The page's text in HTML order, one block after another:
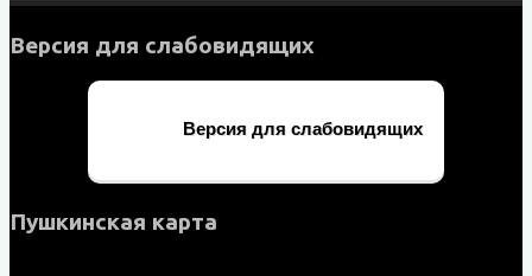
Версия для слабовидящих
Версия для слабовидящих
Пушкинская карта